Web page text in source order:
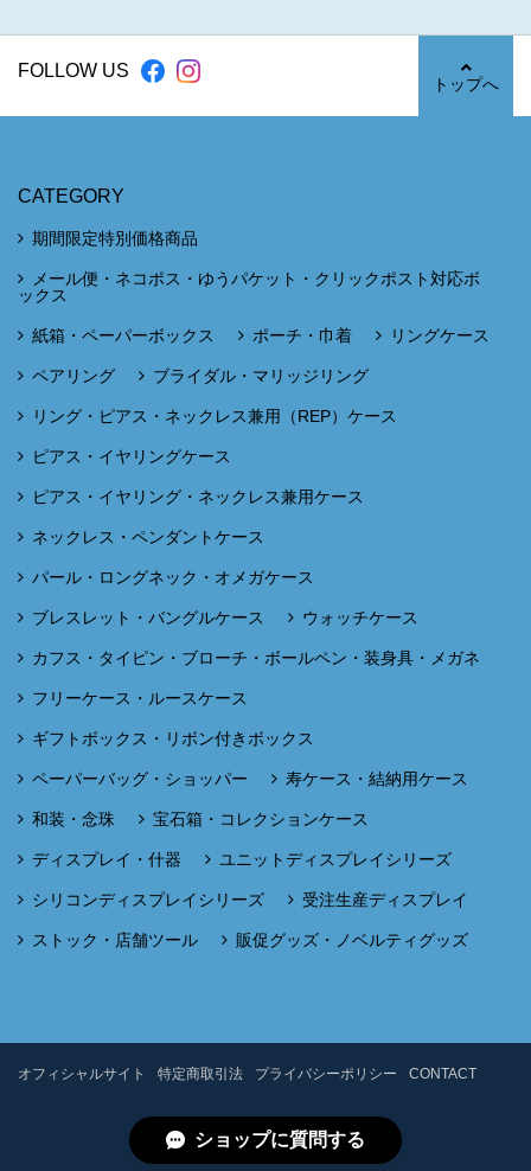
FOLLOW US
トップへ
CATEGORY
期間限定特別価格商品
メール便・ネコポス・ゆうパケット・クリックポスト対応ボ
ックス
紙箱・ペーパーボックス ポーチ・巾着 リングケース
ペアリング ブライダル・マリッジリング
リング・ピアス・ネックレス兼用（REP）ケース
ピアス・イヤリングケース
ピアス・イヤリング・ネックレス兼用ケース
ネックレス・ペンダントケース
パール・ロングネック・オメガケース
ブレスレット・バングルケース ウォッチケース
カフス・タイピン・ブローチ・ボールペン・装身具・メガネ
フリーケース・ルースケース
ギフトボックス・リボン付きボックス
ペーパーバッグ・ショッパー 寿ケース・結納用ケース
和装・念珠 宝石箱・コレクションケース
ディスプレイ・什器 ユニットディスプレイシリーズ
シリコンディスプレイシリーズ 受注生産ディスプレイ
ストック・店舗ツール 販促グッズ・ノベルティグッズ
オフィシャルサイト 特定商取引法 プライバシーポリシー CONTACT
ショップに質問する